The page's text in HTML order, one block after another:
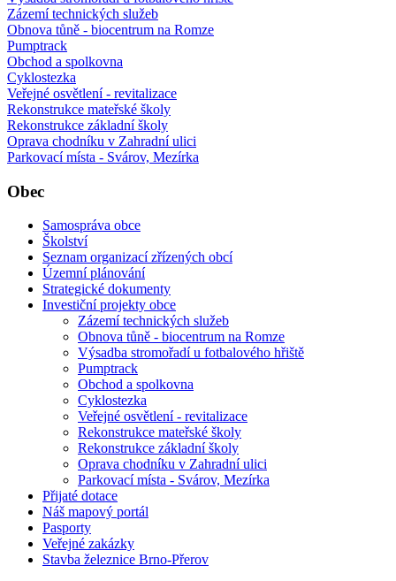
Zázemí technických služeb
Obnova tůně - biocentrum na Romze
Pumptrack
Obchod a spolkovna
Cyklostezka
Veřejné osvětlení - revitalizace
Rekonstrukce mateřské školy
Rekonstrukce základní školy
Oprava chodníku v Zahradní ulici
Parkovací místa - Svárov, Mezírka
Obec
Samospráva obce
Školství
Seznam organizací zřízených obcí
Územní plánování
Strategické dokumenty
Investiční projekty obce
Zázemí technických služeb
Obnova tůně - biocentrum na Romze
Výsadba stromořadí u fotbalového hřiště
Pumptrack
Obchod a spolkovna
Cyklostezka
Veřejné osvětlení - revitalizace
Rekonstrukce mateřské školy
Rekonstrukce základní školy
Oprava chodníku v Zahradní ulici
Parkovací místa - Svárov, Mezírka
Přijaté dotace
Náš mapový portál
Pasporty
Veřejné zakázky
Stavba železnice Brno-Přerov